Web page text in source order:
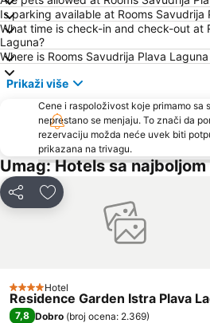
Delfin
Grado Pineta
FKK
Austostazione di Trieste
Istrian Riviera
Stari Grad
St. Bernardin
Adria Ankaran
Poreč 24 hours
Polari
Vile
Spiaggia Principale
Staro mesto Piran
Laguna
Mirta
Is parking available at Rooms Savudrija
What time is check-in and check-out at
Laguna?
Where is Rooms Savudrija Plava
Prikaži više
Cene i raspoloživost koje primamo sa
neprestano se menjaju. To znači da
rezervaciju možda neće uvek biti
prikazana na trivagu.
Umag: Hotels sa
Deli Dodati u favorite
4 Zvezdice
Hotel
Residence Garden Istra Plava
7,8 Dobro (broj ocena: 2.369)